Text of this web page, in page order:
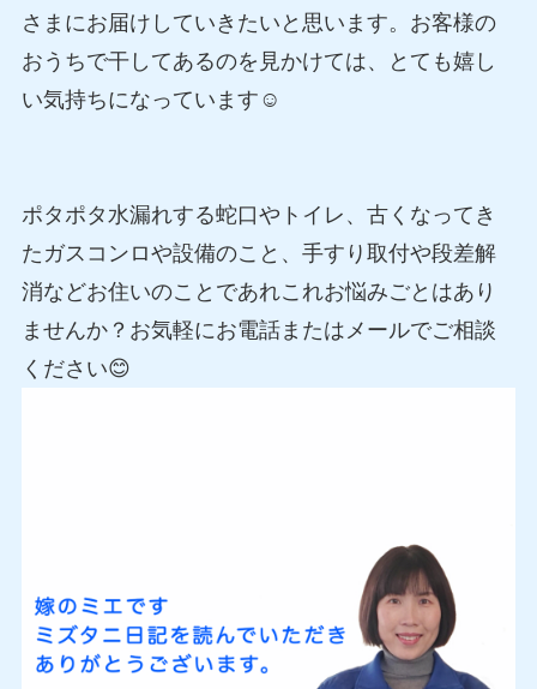
さまにお届けしていきたいと思います。お客様の
おうちで干してあるのを見かけては、とても嬉し
い気持ちになっています☺
ポタポタ水漏れする蛇口やトイレ、古くなってき
たガスコンロや設備のこと、手すり取付や段差解
消などお住いのことであれこれお悩みごとはあり
ませんか？お気軽にお電話またはメールでご相談
ください😊